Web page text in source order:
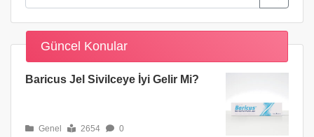
Güncel Konular
Baricus Jel Sivilceye İyi Gelir Mi?
Genel 2654 0